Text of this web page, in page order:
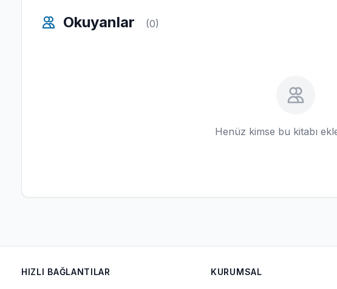
Okuyanlar (0)
Henüz kimse bu kitabı
HIZLI BAĞLANTILAR KURUMSAL